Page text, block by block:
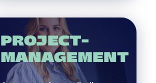
PROJECT-
MANAGEMENT